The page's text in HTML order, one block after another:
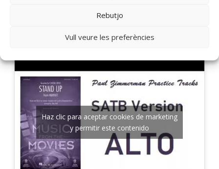
Rebutjo
Vull veure les preferències
Haz clic para aceptar cookies de marketing
y permitir este contenido